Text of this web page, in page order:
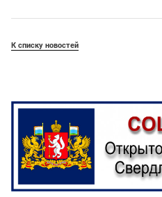
К списку новостей